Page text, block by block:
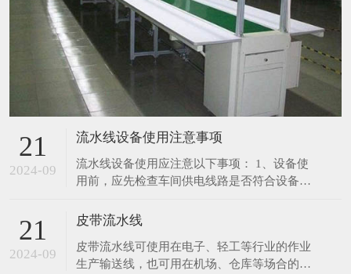
21
2024-09
流水线设备使用注意事项
流水线设备使用应注意以下事项： 1、设备使
用前，应先检查车间供电线路是否符合设备所
规定的相符。 2、定期检查各导线接通部份，
期检查各零部件的装配是否良好，紧固件有无
松动现象，机体内部有无其它异物声响。 4、
21
2024-09
皮带流水线
皮带流水线可使用在电子、轻工等行业的作业
生产输送线，也可用在机场、仓库等场合的物